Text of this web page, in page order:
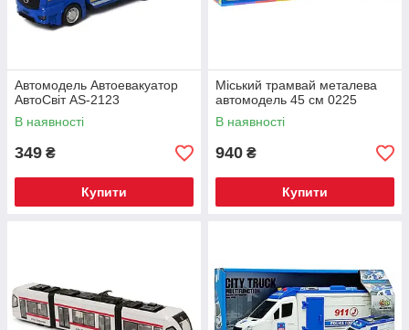
Автомодель Автоевакуатор
АвтоСвіт AS-2123
В наявності
349 ₴
Купити
Міський трамвай металева
автомодель 45 см 0225
В наявності
940 ₴
Купити